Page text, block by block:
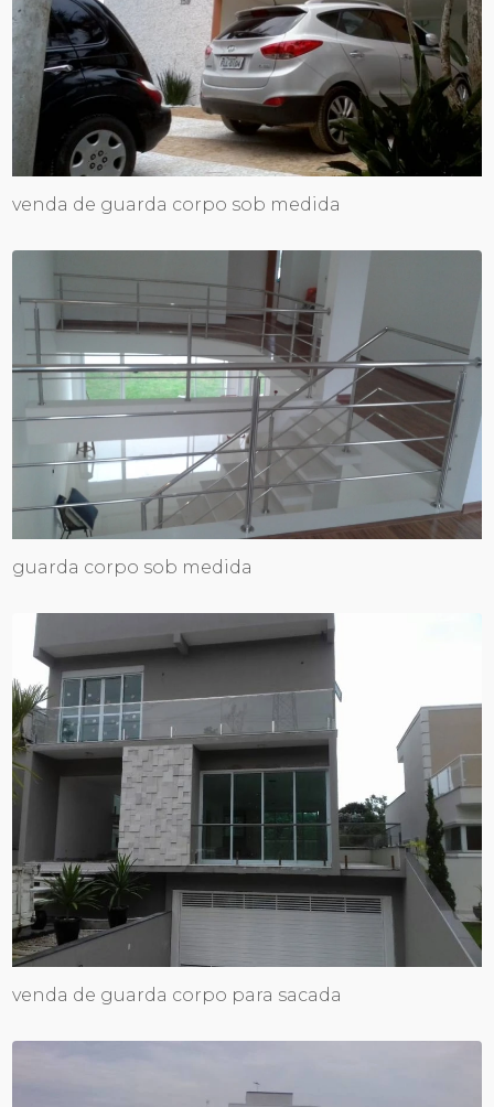
venda de guarda corpo sob medida
guarda corpo sob medida
venda de guarda corpo para sacada